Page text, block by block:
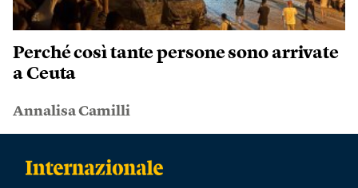
Perché così tante persone sono arrivate
a Ceuta
Annalisa Camilli